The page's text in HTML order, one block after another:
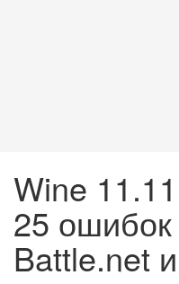
Wine
25 ошибок
Battle.net